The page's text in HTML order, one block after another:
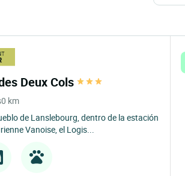
Deux Cols
0 km
de Lanslebourg, dentro de la estación
Vanoise, el Logis...